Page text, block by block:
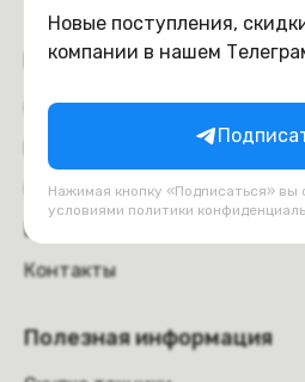
Новые поступления,
компании в нашем
Нажимая кнопку «Подписаться» вы
условиями политики
Компания
О компании
Оферта
Блог
Контакты
Полезная информация